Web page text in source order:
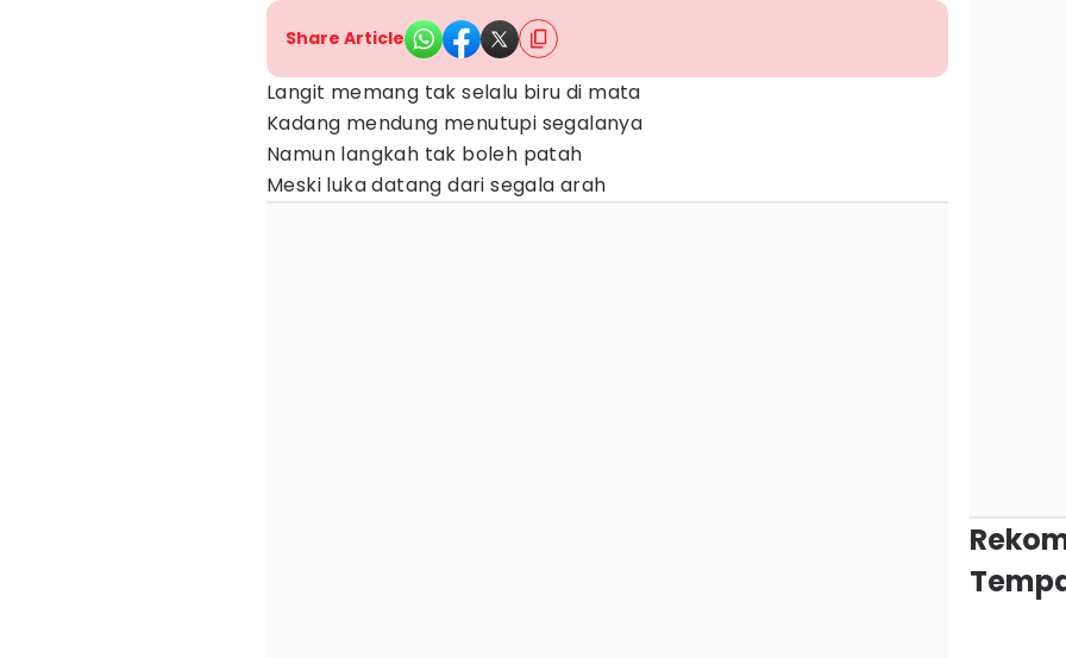
Share Article
Langit memang tak selalu biru di mata
Kadang mendung menutupi segalanya
Namun langkah tak boleh patah
Meski luka datang dari segala arah